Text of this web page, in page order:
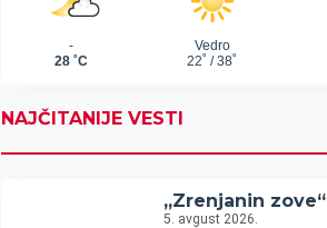
NAJČITANIJE VESTI
„Zrenjanin zove“
5. avgust 2026.